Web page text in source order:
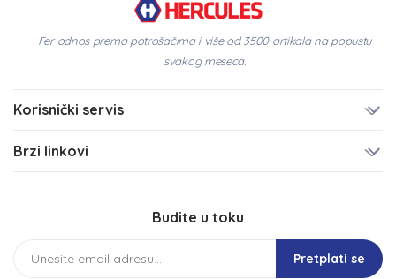
Fer odnos prema potrošačima i više od 3500 artikala na popustu
svakog meseca.
Korisnički servis
Brzi linkovi
Budite u toku
Pretplati se